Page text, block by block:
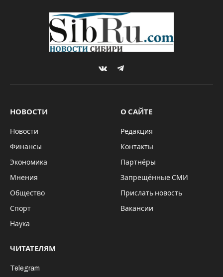
VKontakteTelegram
НОВОСТИ
Новости
Финансы
Экономика
Мнения
Общество
Спорт
Наука
О САЙТЕ
Редакция
Контакты
Партнёры
Запрещённые СМИ
Прислать новость
Вакансии
ЧИТАТЕЛЯМ
Telegram